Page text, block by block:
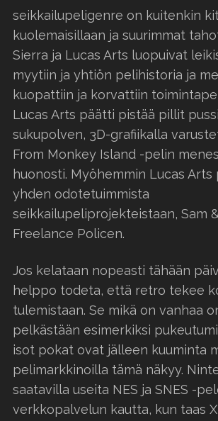
seikkailupeligenre on kuitenkin
kuolemaisillaan ja suurimmat
Sierra ja Lucas Arts luopuivat
myytiin ja yhtiön pelihistoria ja
kuopattiin ja korvattiin
Lucas Arts päätti pistää pillit
sukupolven, 3D-grafiikalla
From Monkey Island -pelin
huonosti. Myöhemmin Lucas Arts
yhden odotetuimmista
seikkailupeliprojekteistaan, Sam
Freelance Policen.
Jos kelataan nopeasti tähään
helppo todeta, että retro tekee
tulemistaan. Se mikä on vanhaa
pelkästään esimerkiksi
isot pokat ovat jälleen kuuminta
pelimarkkinoilla tämä näkyy.
saatavilla useita NES ja SNES -
verkkopalvelun kautta, kun taas